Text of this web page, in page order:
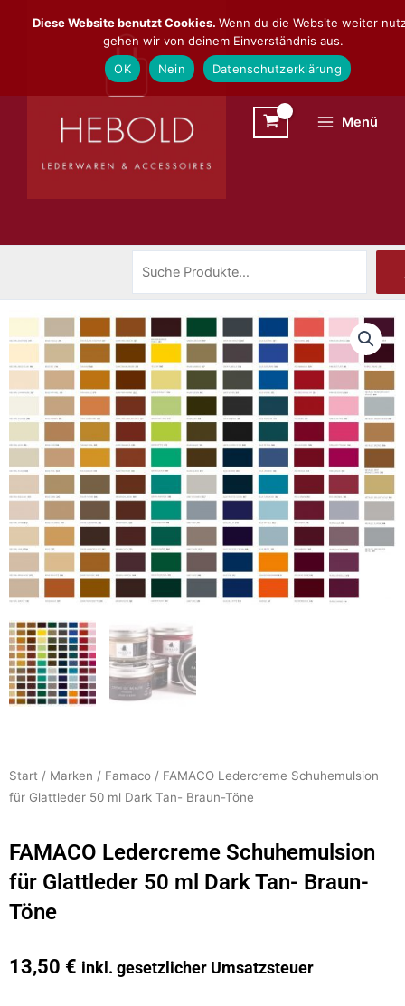
Inhalt
Menü
Start / Marken / Famaco / FAMACO Ledercreme Schuhemulsion
für Glattleder 50 ml Dark Tan- Braun-Töne
FAMACO Ledercreme Schuhemulsion
für Glattleder 50 ml Dark Tan- Braun-
Töne
13,50 € inkl. gesetzlicher Umsatzsteuer
Diese Website benutzt Cookies. Wenn du die Website weiter
gehen wir von deinem Einverständnis aus.
OK
Nein Datenschutzerklärung